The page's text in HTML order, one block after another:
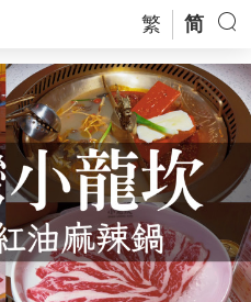
繁 简